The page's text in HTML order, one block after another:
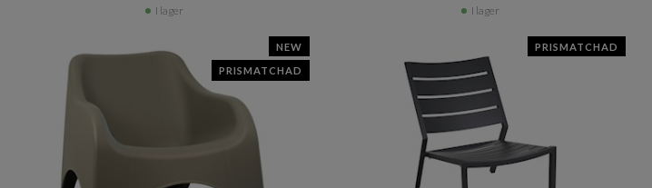
I lager I lager
NEW
PRISMATCHAD
PRISMATCHAD